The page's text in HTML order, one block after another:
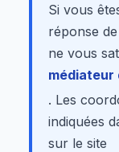
Si vous
réponse
ne vous
médiateur
. Les
indiquées
sur le site